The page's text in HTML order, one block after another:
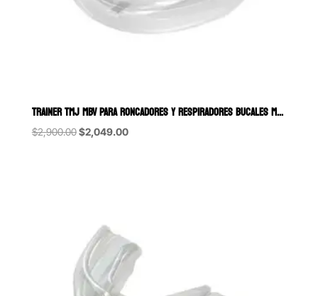
TRAINER TMJ MBV PARA RONCADORES Y RESPIRADORES BUCALES
$2,900.00Original
$2,049.00Current